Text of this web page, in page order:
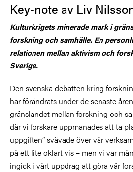
Key-note av Liv
Kulturkrigets minerade mark i
forskning och samhälle. En
relationen mellan aktivism och
Sverige.
Den svenska debatten kring
har förändrats under de senaste
gränslandet mellan forskning och
där vi forskare uppmanades att ta
uppgiften” svävade över vår
på ett lite oklart vis – men vi var
ingick i vårt uppdrag att göra vår